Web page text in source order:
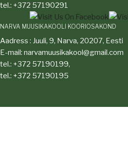
tel.: +372 57190291
NARVA MUUSIKAKOOLI KOORIOSAKOND
Aadress : Juuli, 9, Narva, 20207, Eesti
E-mail: narvamuusikakool@gmail.com
tel.: +372 57190199,
tel.: +372 57190195